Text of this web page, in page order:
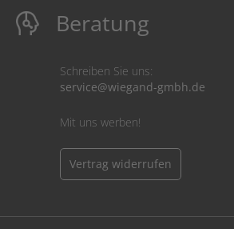
Beratung
Schreiben Sie uns:
service@wiegand-gmbh.de
Mit uns werben!
Vertrag widerrufen